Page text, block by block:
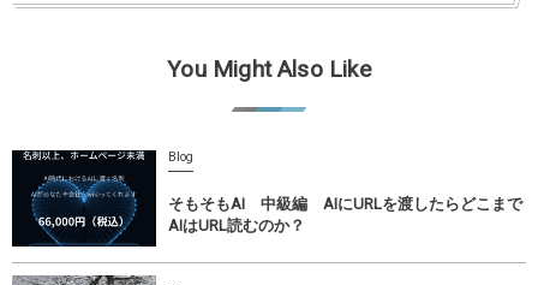
You Might Also Like
Blog
そもそもAI 中級編 AIにURLを渡したらどこまで
AIはURL読むのか？